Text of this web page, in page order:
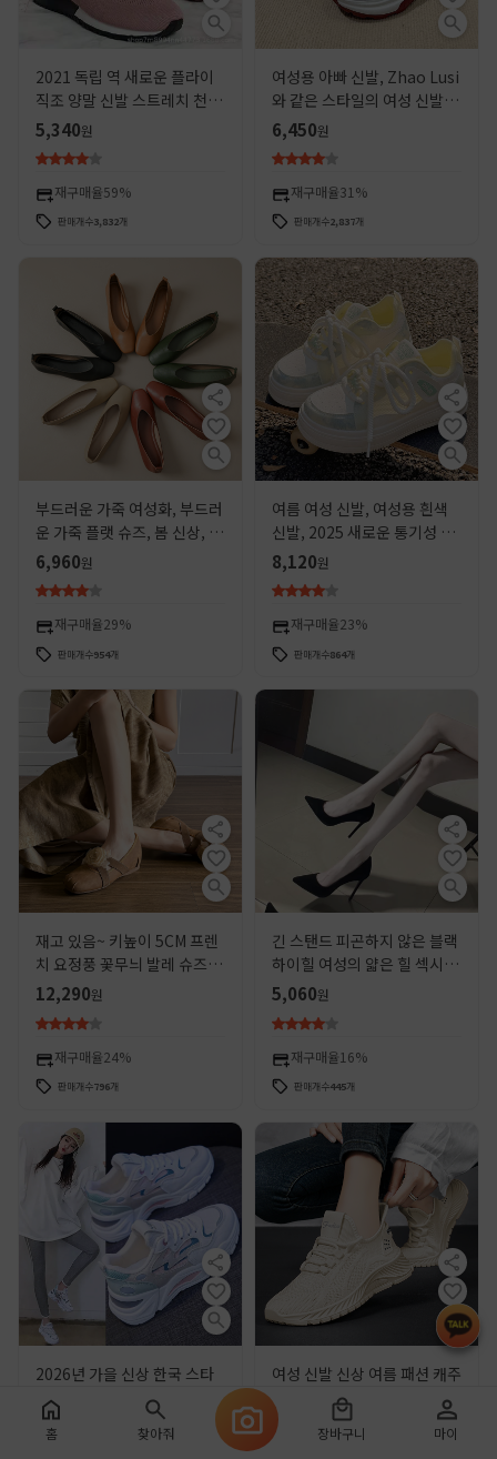
홈 찾아줘 장바구니 마이
2021 독립 역 새로운 플라이
직조 양말 신발 스트레치 천 플
러스 사이즈 여성 신발 재고 아
마존 유럽과 미국 대외 무역
5,340원
재구매율59%
판매개수3,832개
여성용 아빠 신발, Zhao Lusi
와 같은 스타일의 여성 신발,
2025 새로운 스타일, 가볍고
발이 보이는 작은 두꺼운 밑창
스포츠 및 캐주얼 신발, 트렌
디함
6,450원
재구매율31%
판매개수2,837개
부드러운 가죽 여성화, 부드러
운 가죽 플랫 슈즈, 봄 신상, 다
용도, 부드러운 밑창, 편안한
할머니 신발, 여성용 얕은 구
두, 작업화
6,960원
재구매율29%
판매개수954개
여름 여성 신발, 여성용 흰색
신발, 2025 새로운 통기성 메
쉬 신발, 다용도 틈새 빵 신발,
두꺼운 밑창 스포츠 신발
8,120원
재구매율23%
판매개수864개
재고 있음~ 키높이 5CM 프렌
치 요정풍 꽃무늬 발레 슈즈 여
성용 크로스 스트랩 돼지코 단
화 여성용
12,290원
재구매율24%
판매개수796개
긴 스탠드 피곤하지 않은 블랙
하이힐 여성의 얇은 힐 섹시한
밤 2025 새로운 우아한 전문
작업 신발 여성 싱글 신발
5,060원
재구매율 16%
판매개수445개
2026년 가을 신상 한국 스타
일 ins 아빠 신발 여성 학생용
다용도 두꺼운 밑창 운동화 여
성 스트리트 스타일 캐주얼
5,340
여성 신발 신상 여름 패션 캐주
얼 운동화 도매 통기성 트렌디
메쉬 플라이니트 여성 운동화
4,390 원